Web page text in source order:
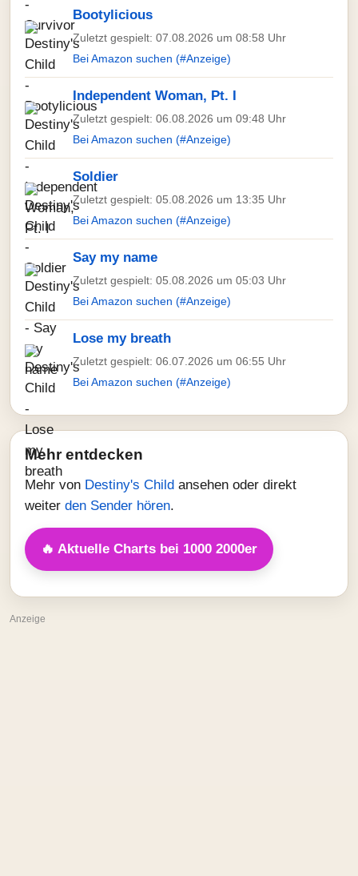
Bootylicious
Zuletzt gespielt: 07.08.2026 um 08:58 Uhr
Bei Amazon suchen (#Anzeige)
Independent Woman, Pt. I
Zuletzt gespielt: 06.08.2026 um 09:48 Uhr
Bei Amazon suchen (#Anzeige)
Soldier
Zuletzt gespielt: 05.08.2026 um 13:35 Uhr
Bei Amazon suchen (#Anzeige)
Say my name
Zuletzt gespielt: 05.08.2026 um 05:03 Uhr
Bei Amazon suchen (#Anzeige)
Lose my breath
Zuletzt gespielt: 06.07.2026 um 06:55 Uhr
Bei Amazon suchen (#Anzeige)
Mehr entdecken
Mehr von Destiny's Child ansehen oder direkt
weiter den Sender hören.
🔥 Aktuelle Charts bei 1000 2000er
Anzeige